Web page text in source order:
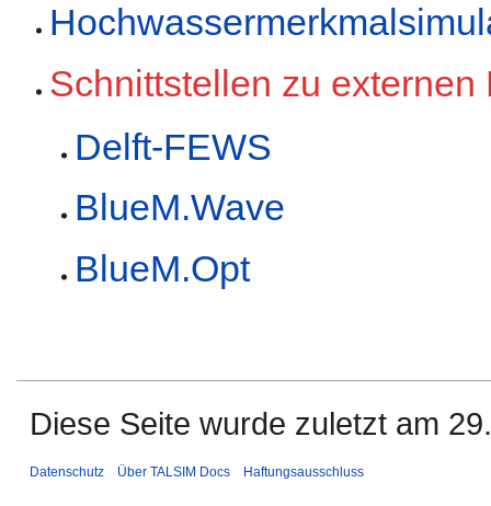
Schnittstellen zu externen
Delft-FEWS
BlueM.Wave
BlueM.Opt
Diese Seite wurde zuletzt am
Datenschutz Über TALSIM Docs Haftungsausschluss